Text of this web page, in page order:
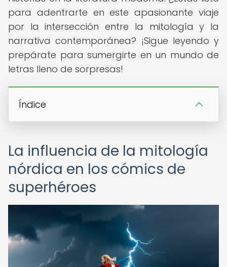
para adentrarte en este apasionante viaje
por la intersección entre la mitología y la
narrativa contemporánea? ¡Sigue leyendo y
prepárate para sumergirte en un mundo de
letras lleno de sorpresas!
Índice
La influencia de la mitología
nórdica en los cómics de
superhéroes